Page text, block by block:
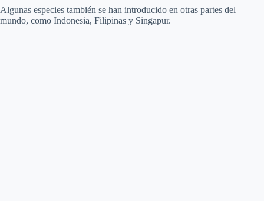
Algunas especies también se han introducido en otras partes del
mundo, como Indonesia, Filipinas y Singapur.